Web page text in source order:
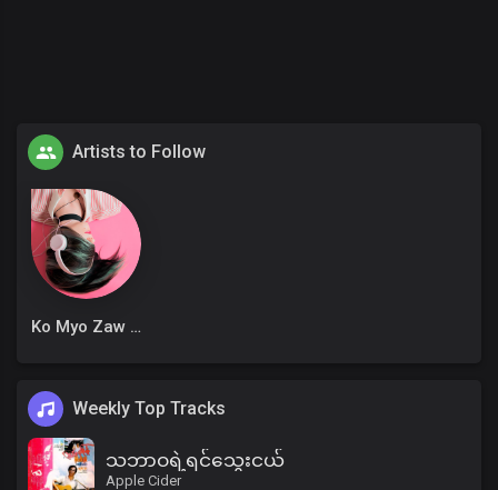
Artists to Follow
Ko Myo Zaw Win
Weekly Top Tracks
သဘာဝရဲ့ရင်သွေးငယ်
Apple Cider